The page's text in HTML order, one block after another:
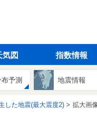
気図 指数情報
予測 地震情報
した地震(最大震度2) 拡大画